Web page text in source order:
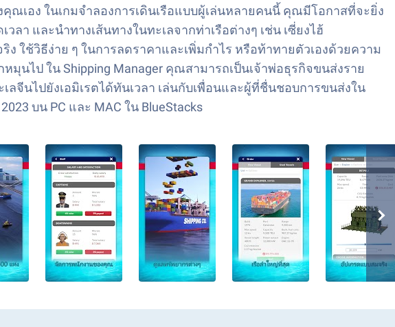
ณเอง ในเกมจำลองการเดินเรือแบบผู้เล่นหลายคนนี้ คุณมีโอกาสที่จะยิ่ง
ลา และนำทางเส้นทางในทะเลจากท่าเรือต่างๆ เช่น เซี่ยงไฮ้
ใช้วิธีง่าย ๆ ในการลดราคาและเพิ่มกำไร หรือท้าทายตัวเองด้วยความ
นไป ใน Shipping Manager คุณสามารถเป็นเจ้าพ่อธุรกิจขนส่งราย
นไปยังเอมิเรตได้ทันเวลา เล่นกับเพื่อนและผู้ที่ชื่นชอบการขนส่งใน
บน PC และ MAC ใน BlueStacks